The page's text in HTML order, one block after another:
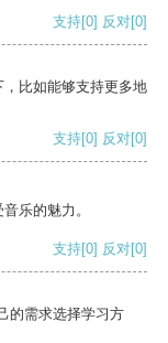
支持[0] 反对[0]
比如能够支持更多地
支持[0] 反对[0]
乐的魅力。
支持[0] 反对[0]
的需求选择学习方